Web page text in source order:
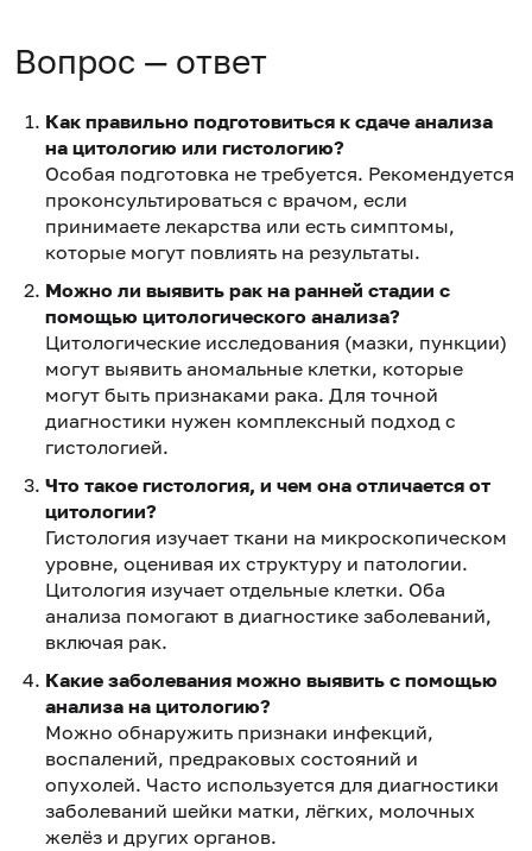
Вопрос — ответ
Как правильно подготовиться к сдаче анализа
на цитологию или гистологию?
Особая подготовка не требуется. Рекомендуется
проконсультироваться с врачом, если
принимаете лекарства или есть симптомы,
которые могут повлиять на результаты.
Можно ли выявить рак на ранней стадии с
помощью цитологического анализа?
Цитологические исследования (мазки, пункции)
могут выявить аномальные клетки, которые
могут быть признаками рака. Для точной
диагностики нужен комплексный подход с
гистологией.
Что такое гистология, и чем она отличается от
цитологии?
Гистология изучает ткани на микроскопическом
уровне, оценивая их структуру и патологии.
Цитология изучает отдельные клетки. Оба
анализа помогают в диагностике заболеваний,
включая рак.
Какие заболевания можно выявить с помощью
анализа на цитологию?
Можно обнаружить признаки инфекций,
воспалений, предраковых состояний и
опухолей. Часто используется для диагностики
заболеваний шейки матки, лёгких, молочных
желёз и других органов.